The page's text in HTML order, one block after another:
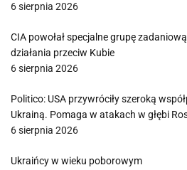
6 sierpnia 2026
CIA powołał specjalne grupę
działania przeciw Kubie
6 sierpnia 2026
Politico: USA przywróciły szeroką
Ukrainą. Pomaga w atakach w głębi
6 sierpnia 2026
Ukraińcy w wieku poborowym